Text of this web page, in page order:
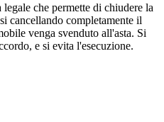
che permette di chiudere la
cancellando completamente il
venga svenduto all'asta. Si
e si evita l'esecuzione.